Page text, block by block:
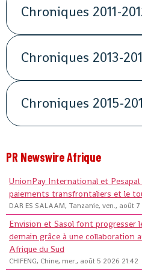
Chroniques 2011-
Chroniques 2013-
Chroniques 2015-
PR Newswire Afrique
UnionPay International et
paiements transfrontaliers et le
DAR ES SALAAM, Tanzanie, ven., août
Envision et Sasol font progresser
demain grâce à une collaboration
Afrique du Sud
CHIFENG, Chine, mer., août 5 2026 21:42